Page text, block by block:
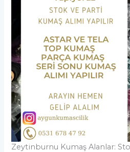
Zeytinburnu Kumaş Alanlar: